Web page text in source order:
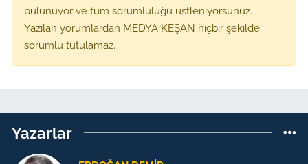
bulunuyor ve tüm sorumluluğu üstleniyorsunuz.
Yazılan yorumlardan MEDYA KEŞAN hiçbir şekilde
sorumlu tutulamaz.
Yazarlar